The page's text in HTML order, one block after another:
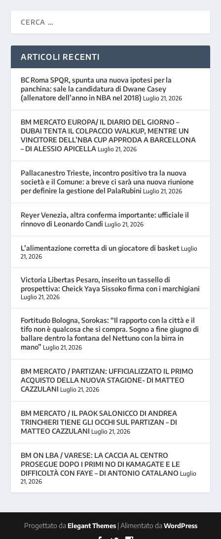
ARTICOLI RECENTI
BC Roma SPQR, spunta una nuova ipotesi per la
panchina: sale la candidatura di Dwane Casey
(allenatore dell’anno in NBA nel 2018) Luglio 21, 2026
BM MERCATO EUROPA/ IL DIARIO DEL GIORNO –
DUBAI TENTA IL COLPACCIO WALKUP, MENTRE UN
VINCITORE DELL’NBA CUP APPRODA A BARCELLONA
– DI ALESSIO APICELLA Luglio 21, 2026
Pallacanestro Trieste, incontro positivo tra la nuova
società e il Comune: a breve ci sarà una nuova riunione
per definire la gestione del PalaRubini Luglio 21, 2026
Reyer Venezia, altra conferma importante: ufficiale il
rinnovo di Leonardo Candi Luglio 21, 2026
L’alimentazione corretta di un giocatore di basket Luglio
21, 2026
Victoria Libertas Pesaro, inserito un tassello di
prospettiva: Cheick Yaya Sissoko firma con i marchigiani
Luglio 21, 2026
Fortitudo Bologna, Sorokas: “Il rapporto con la città e il
tifo non è qualcosa che si compra. Sogno a fine giugno di
ballare dentro la fontana del Nettuno con la birra in
mano” Luglio 21, 2026
BM MERCATO / PARTIZAN: UFFICIALIZZATO IL PRIMO
ACQUISTO DELLA NUOVA STAGIONE- DI MATTEO
CAZZULANI Luglio 21, 2026
BM MERCATO / IL PAOK SALONICCO DI ANDREA
TRINCHIERI TIENE GLI OCCHI SUL PARTIZAN – DI
MATTEO CAZZULANI Luglio 21, 2026
BM ON LBA / VARESE: LA CACCIA AL CENTRO
PROSEGUE DOPO I PRIMI NO DI KAMAGATE E LE
DIFFICOLTÀ CON FAYE – DI ANTONIO CATALANO Luglio
21, 2026
Progettato daElegant Themes| Alimentato daWordPress